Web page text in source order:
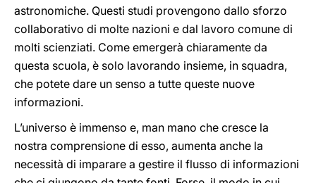
astronomiche. Questi studi provengono dallo sforzo
collaborativo di molte nazioni e dal lavoro comune di
molti scienziati. Come emergerà chiaramente da
questa scuola, è solo lavorando insieme, in squadra,
che potete dare un senso a tutte queste nuove
informazioni.
L’universo è immenso e, man mano che cresce la
nostra comprensione di esso, aumenta anche la
necessità di imparare a gestire il flusso di informazioni